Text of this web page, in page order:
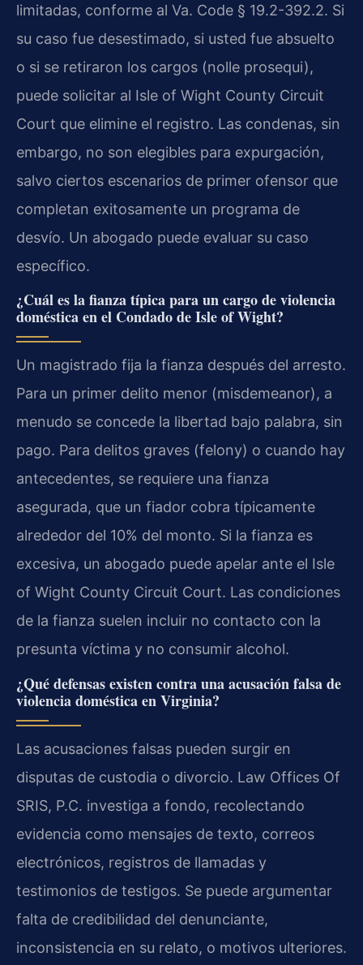
limitadas, conforme al Va. Code § 19.2-392.2. Si
su caso fue desestimado, si usted fue absuelto
o si se retiraron los cargos (nolle prosequi),
puede solicitar al Isle of Wight County Circuit
Court que elimine el registro. Las condenas, sin
embargo, no son elegibles para expurgación,
salvo ciertos escenarios de primer ofensor que
completan exitosamente un programa de
desvío. Un abogado puede evaluar su caso
específico.
¿Cuál es la fianza típica para un cargo de violencia
doméstica en el Condado de Isle of Wight?
Un magistrado fija la fianza después del arresto.
Para un primer delito menor (misdemeanor), a
menudo se concede la libertad bajo palabra, sin
pago. Para delitos graves (felony) o cuando hay
antecedentes, se requiere una fianza
asegurada, que un fiador cobra típicamente
alrededor del 10% del monto. Si la fianza es
excesiva, un abogado puede apelar ante el Isle
of Wight County Circuit Court. Las condiciones
de la fianza suelen incluir no contacto con la
presunta víctima y no consumir alcohol.
¿Qué defensas existen contra una acusación falsa de
violencia doméstica en Virginia?
Las acusaciones falsas pueden surgir en
disputas de custodia o divorcio. Law Offices Of
SRIS, P.C. investiga a fondo, recolectando
evidencia como mensajes de texto, correos
electrónicos, registros de llamadas y
testimonios de testigos. Se puede argumentar
falta de credibilidad del denunciante,
inconsistencia en su relato, o motivos ulteriores.